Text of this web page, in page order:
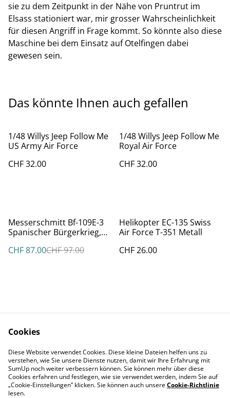
sie zu dem Zeitpunkt in der Nähe von Pruntrut im
Elsass stationiert war, mir grosser Wahrscheinlichkeit
für diesen Angriff in Frage kommt. So könnte also diese
Maschine bei dem Einsatz auf Otelfingen dabei
gewesen sein.
Das könnte Ihnen auch gefallen
1/48 Willys Jeep Follow Me
US Army Air Force
CHF 32.00
1/48 Willys Jeep Follow Me
Royal Air Force
CHF 32.00
%
Messerschmitt Bf-109E-3
Spanischer Bürgerkrieg,
Haldy 1939 1/48
CHF 87.00CHF 97.00
Helikopter EC-135 Swiss
Air Force T-351 Metall
CHF 26.00
Datenschutz
Cookie Policy
Impressum
Cookies
Diese Website verwendet Cookies. Diese kleine Dateien helfen uns zu
verstehen, wie Sie unsere Dienste nutzen, damit wir Ihre Erfahrung mit
SumUp noch weiter verbessern können. Sie können mehr über diese
Cookies erfahren und festlegen, wie sie verwendet werden, indem Sie auf
„Cookie-Einstellungen” klicken. Sie können auch unsereCookie-Richtlinie
lesen.